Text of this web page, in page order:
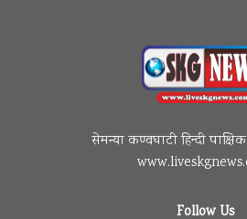
सेमन्या कण्वघाटी हिन्दी
Follow Us